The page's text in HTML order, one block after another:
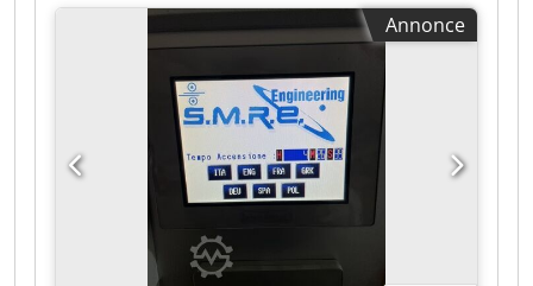
3 cabines de soudure/assemblage insonorisées
à double porte. Dimensions : 2 x L 3 000 x
P 4 000 x H 2 700 mm et L 4 000 x P 4 000 x
H 2 700 mm, avec unité d’extraction Donaldson
Torit. Dimensions : L 1 399 x P 1 284 mm. 2.
Deuxième enceinte : 2 cabines d’assemblage
insonorisées. Dimensions : L 4 800 x P 4 000 x
H 2 700 mm et L 2 800 x P 4 000 x H 2 700 mm,
avec unité d’extraction Donaldson Torit.
Dimensions : L 1 399 x P 1 284 mm. 3. Troisième
enceinte : 2 cabines de soudure/assemblage
insonorisées. Dimensions : L 2 500 x P 2 500 x
Annonce